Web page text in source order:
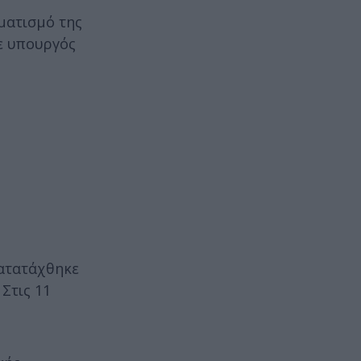
της
υπουργός
11